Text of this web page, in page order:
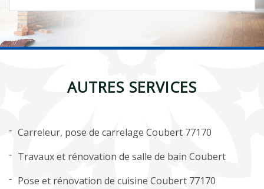
AUTRES SERVICES
Carreleur, pose de carrelage Coubert 77170
Travaux et rénovation de salle de bain Coubert
Pose et rénovation de cuisine Coubert 77170